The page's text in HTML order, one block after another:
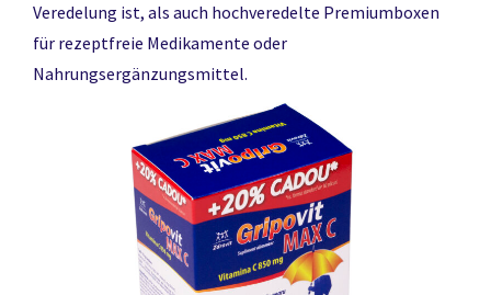
Veredelung ist, als auch hochveredelte Premiumboxen
für rezeptfreie Medikamente oder
Nahrungsergänzungsmittel.